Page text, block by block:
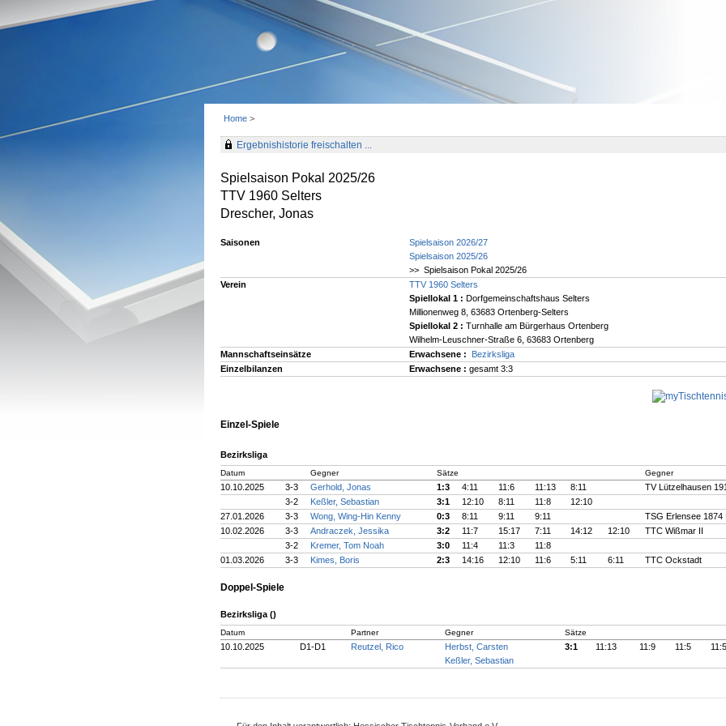
Home >
Ergebnishistorie freischalten ...
Spielsaison Pokal 2025/26
TTV 1960 Selters
Drescher, Jonas
Saisonen
Spielsaison 2026/27
Spielsaison 2025/26
>> Spielsaison Pokal 2025/26
Verein
TTV 1960 Selters
Spiellokal 1 : Dorfgemeinschaftshaus Selters
Millionenweg 8, 63683 Ortenberg-Selters
Spiellokal 2 : Turnhalle am Bürgerhaus Ortenberg
Wilhelm-Leuschner-Straße 6, 63683 Ortenberg
Mannschaftseinsätze
Erwachsene :
Bezirksliga
Einzelbilanzen
Erwachsene : gesamt 3:3
Einzel-Spiele
Bezirksliga
Datum Gegner Sätze Gegner
10.10.2025 3-3 Gerhold, Jonas 1:3 4:11 11:6 11:13 8:11 TV Lützelhausen
3-2
Keßler, Sebastian 3:1 12:10 8:11 11:8
12:10
27.01.2026
3-3 Wong, Wing-Hin Kenny 0:3 8:11 9:11 9:11 TSG Erlensee 1874
10.02.2026
3-3 Andraczek, Jessika 3:2 11:7 15:17 7:11 14:12 12:10 TTC Wißmar II
3-2
Kremer, Tom Noah 3:0 11:4 11:3
11:8
01.03.2026
3-3 Kimes, Boris 2:3 14:16 12:10 11:6 5:11 6:11 TTC Ockstadt
Doppel-Spiele
Bezirksliga ()
Datum Partner Gegner Sätze
10.10.2025 D1-D1 Reutzel, Rico
Herbst, Carsten
Keßler, Sebastian
3:1 11:13 11:9 11:5 11:5